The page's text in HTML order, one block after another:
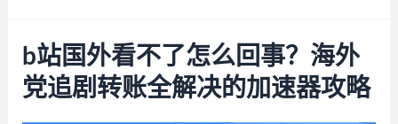
b站国外看不了怎么回事？海外
党追剧转账全解决的加速器攻略